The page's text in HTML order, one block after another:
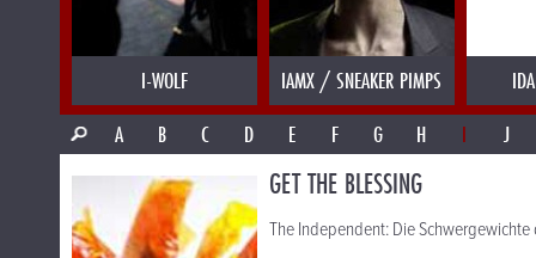
I-WOLF IAMX / SNEAKER PIMPS
A
B C D E F G H I J
GET THE BLESSING
The Independent: Die